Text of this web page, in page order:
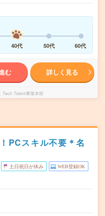
40代 50代 60代
む 詳しく見る
Tech Talent事業本部
PCスキル不要＊名
土日祝日が休み WEB登録OK